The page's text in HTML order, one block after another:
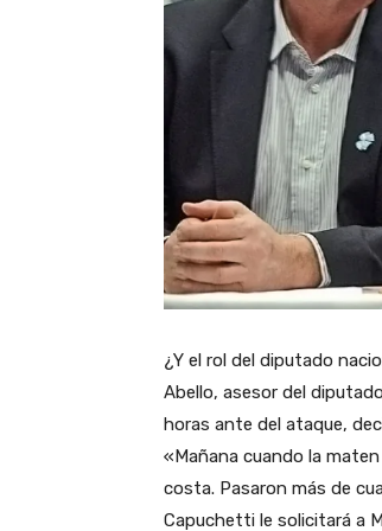
¿Y el rol del diputado
Abello, asesor del
horas ante del ataque,
«Mañana cuando la
costa. Pasaron más de
Capuchetti le solicitará a